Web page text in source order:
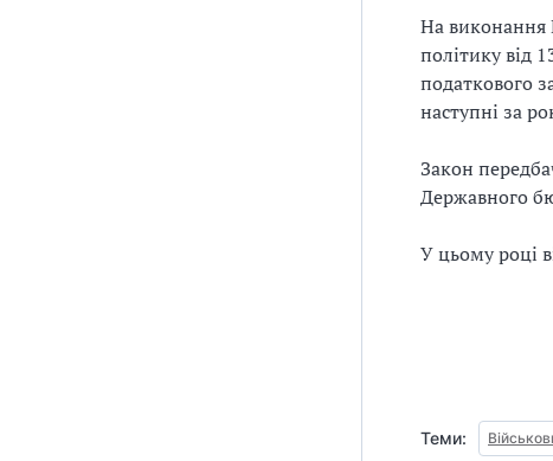
На виконання
політику від
податкового
наступні за
Закон
Державного
У цьому році
Теми: